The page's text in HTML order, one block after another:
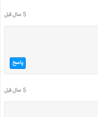
5 سال قبل
پاسخ
5 سال قبل